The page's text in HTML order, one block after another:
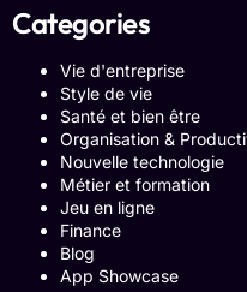
Categories
Vie d'entreprise
Style de vie
Santé et bien être
Organisation &
Nouvelle technologie
Métier et formation
Jeu en ligne
Finance
Blog
App Showcase